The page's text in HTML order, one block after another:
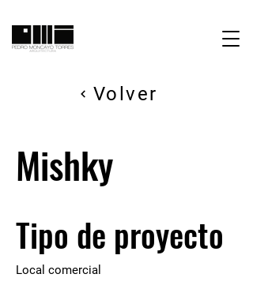
Volver
Mishky
Tipo de proyecto
Local comercial